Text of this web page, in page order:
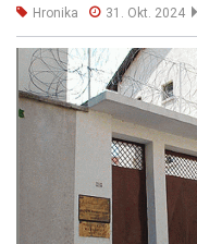
Hronika 31. Okt. 2024